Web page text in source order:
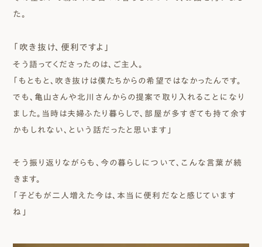
た。
「吹き抜け、便利ですよ」
そう語ってくださったのは、ご主人。
「もともと、吹き抜けは僕たちからの希望ではなかったんです。
でも、亀山さんや北川さんからの提案で取り入れることになり
ました。当時は夫婦ふたり暮らしで、部屋が多すぎても持て余す
かもしれない、という話だったと思います」
そう振り返りながらも、今の暮らしについて、こんな言葉が続
きます。
「子どもが二人増えた今は、本当に便利だなと感じています
ね」